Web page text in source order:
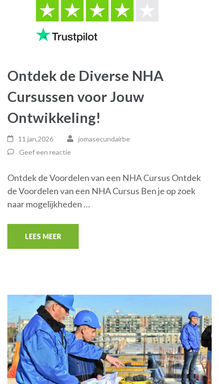
Ontdek de Diverse NHA
Cursussen voor Jouw
Ontwikkeling!
11 jan,2026
jomasecundairbe
Geef een reactie
Ontdek de Voordelen van een NHA Cursus Ontdek
de Voordelen van een NHA Cursus Ben je op zoek
naar mogelijkheden …
LEES MEER